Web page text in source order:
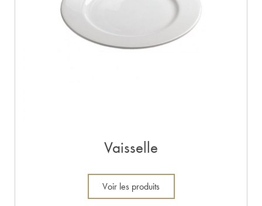
Vaisselle
Voir les produits